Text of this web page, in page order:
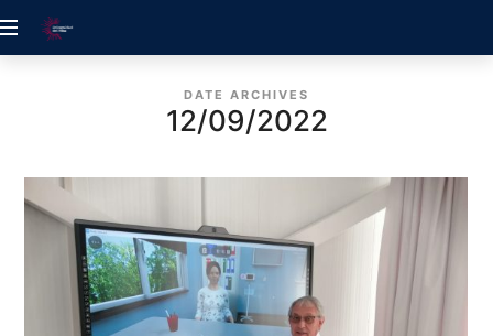
ACREDITACIÓN
DATE ARCHIVES
12/09/2022